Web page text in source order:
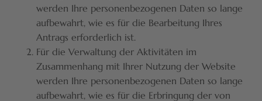
werden Ihre personenbezogenen Daten so lange
aufbewahrt, wie es für die Bearbeitung Ihres
Antrags erforderlich ist.
Für die Verwaltung der Aktivitäten im
Zusammenhang mit Ihrer Nutzung der Website
werden Ihre personenbezogenen Daten so lange
aufbewahrt, wie es für die Erbringung der von